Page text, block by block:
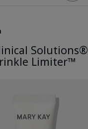
Solutions®
Limiter™